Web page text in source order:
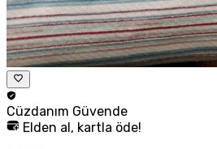
Cüzdanım Güvende
Elden al, kartla öde!